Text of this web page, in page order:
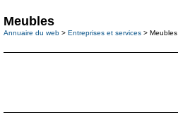
Meubles
Annuaire du web > Entreprises et services > Meubles